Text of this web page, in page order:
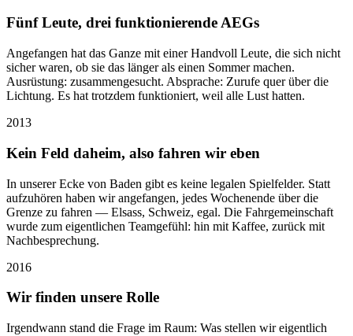
Fünf Leute, drei funktionierende AEGs
Angefangen hat das Ganze mit einer Handvoll Leute, die sich nicht
sicher waren, ob sie das länger als einen Sommer machen.
Ausrüstung: zusammengesucht. Absprache: Zurufe quer über die
Lichtung. Es hat trotzdem funktioniert, weil alle Lust hatten.
2013
Kein Feld daheim, also fahren wir eben
In unserer Ecke von Baden gibt es keine legalen Spielfelder. Statt
aufzuhören haben wir angefangen, jedes Wochenende über die
Grenze zu fahren — Elsass, Schweiz, egal. Die Fahrgemeinschaft
wurde zum eigentlichen Teamgefühl: hin mit Kaffee, zurück mit
Nachbesprechung.
2016
Wir finden unsere Rolle
Irgendwann stand die Frage im Raum: Was stellen wir eigentlich